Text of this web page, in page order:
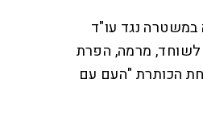
נגד עו"ד
לשוחד, מרמה, הפרת
הכותרת "העם עם